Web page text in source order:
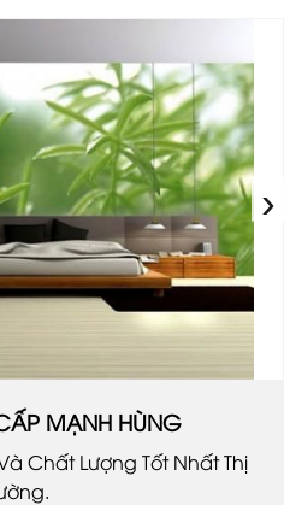
›
MẠNH HÙNG
Chất Lượng Tốt Nhất Thị